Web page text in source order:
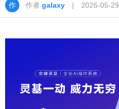
作者 galaxy | 2026-05-29